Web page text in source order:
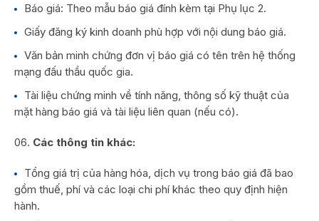
Báo giá: Theo mẫu báo giá đính kèm tại Phụ lục 2.
Giấy đăng ký kinh doanh phù hợp với nội dung báo giá.
Văn bản minh chứng đơn vị báo giá có tên trên hệ thống
mạng đấu thầu quốc gia.
Tài liệu chứng minh về tính năng, thông số kỹ thuật của
mặt hàng báo giá và tài liệu liên quan (nếu có).
Các thông tin khác:
Tổng giá trị của hàng hóa, dịch vụ trong báo giá đã bao
gồm thuế, phí và các loại chi phí khác theo quy định hiện
hành.